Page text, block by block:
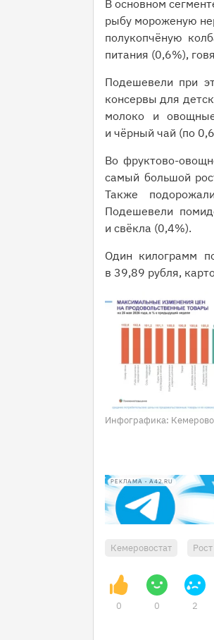
В основном
рыбу мороженую
полукопчёную
питания (0,6%),
Подешевели при
консервы для
молоко и
и чёрный чай (по
Во фруктово-
самый большой
Также
Подешевели
и свёкла (0,4%).
Один килограмм
в 39,89 рубля,
Инфографика:
РЕКЛАМА • A42.RU
Кемеровостат
0 0 2